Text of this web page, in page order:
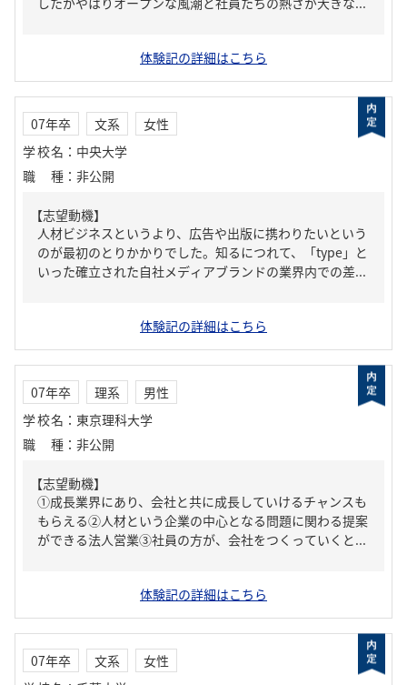
体験記の詳細はこちら
07年卒 文系
女性
学校名 ： 中央大学
職種 ： 非公開
【志望動機】
人材ビジネスというより、広告や出版に携わりたいという
のが最初のとりかかりでした。知るにつれて、「type」と
いった確立された自社メディアブランドの業界内での差...
体験記の詳細はこちら
07年卒 理系
男性
学校名 ： 東京理科大学
職種 ： 非公開
【志望動機】
①成長業界にあり、会社と共に成長していけるチャンスも
もらえる②人材という企業の中心となる問題に関わる提案
ができる法人営業③社員の方が、会社をつくっていくと...
体験記の詳細はこちら
07年卒 文系
女性